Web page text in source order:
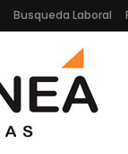
Busqueda Laboral